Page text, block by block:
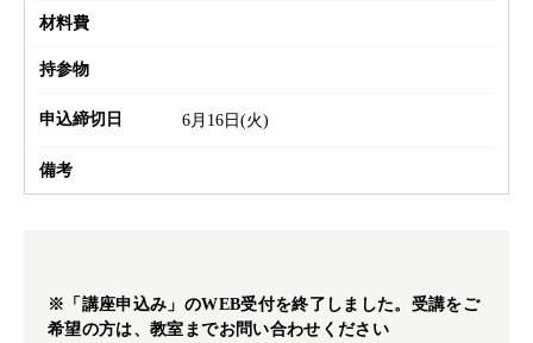
材料費
持参物
申込締切日 6月16日(火)
備考
※「講座申込み 」のWEB受付を終了しました。受講をご
希望の方は、教室までお問い合わせください